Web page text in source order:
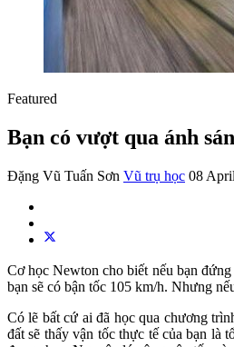
Featured
Bạn có vượt qua ánh
Đặng Vũ Tuấn Sơn Vũ trụ học 08
Cơ học Newton cho biết nếu bạn
bạn sẽ có bận tốc 105 km/h. Nhưng
Có lẽ bất cứ ai đã học qua chương
đất sẽ thấy vận tốc thực tế của bạn là